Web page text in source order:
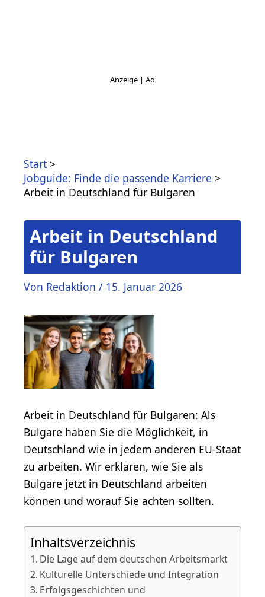
Start
Jobguide: Finde die passende Karriere
Arbeit in Deutschland für Bulgaren
Arbeit in Deutschland
für Bulgaren
Von Redaktion / 15. Januar 2026
Arbeit in Deutschland für Bulgaren: Als
Bulgare haben Sie die Möglichkeit, in
Deutschland wie in jedem anderen EU-Staat
zu arbeiten. Wir erklären, wie Sie als
Bulgare jetzt in Deutschland arbeiten
können und worauf Sie achten sollten.
Inhaltsverzeichnis
Die Lage auf dem deutschen Arbeitsmarkt
Kulturelle Unterschiede und Integration
Erfolgsgeschichten und